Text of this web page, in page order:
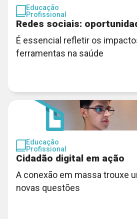
Educação
Profissional
Redes sociais:
É essencial refletir os
ferramentas na saúde
Educação
Profissional
Cidadão digital em ação
A conexão em massa trouxe
novas questões